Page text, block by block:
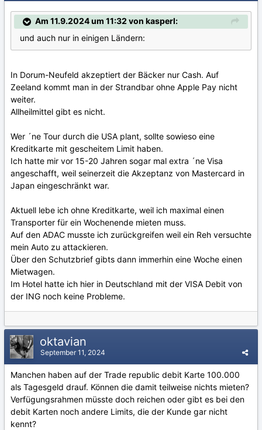
Am 11.9.2024 um 11:32 von kasperl:
und auch nur in einigen Ländern:
In Dorum-Neufeld akzeptiert der Bäcker nur Cash. Auf
Zeeland kommt man in der Strandbar ohne Apple Pay nicht
weiter.
Allheilmittel gibt es nicht.
Wer ´ne Tour durch die USA plant, sollte sowieso eine
Kreditkarte mit gescheitem Limit haben.
Ich hatte mir vor 15-20 Jahren sogar mal extra ´ne Visa
angeschafft, weil seinerzeit die Akzeptanz von Mastercard in
Japan eingeschränkt war.
Aktuell lebe ich ohne Kreditkarte, weil ich maximal einen
Transporter für ein Wochenende mieten muss.
Auf den ADAC musste ich zurückgreifen weil ein Reh versuchte
mein Auto zu attackieren.
Über den Schutzbrief gibts dann immerhin eine Woche einen
Mietwagen.
Im Hotel hatte ich hier in Deutschland mit der VISA Debit von
der ING noch keine Probleme.
oktavian
September 11, 2024
Manchen haben auf der Trade republic debit Karte 100.000
als Tagesgeld drauf. Können die damit teilweise nichts mieten?
Verfügungsrahmen müsste doch reichen oder gibt es bei den
debit Karten noch andere Limits, die der Kunde gar nicht
kennt?